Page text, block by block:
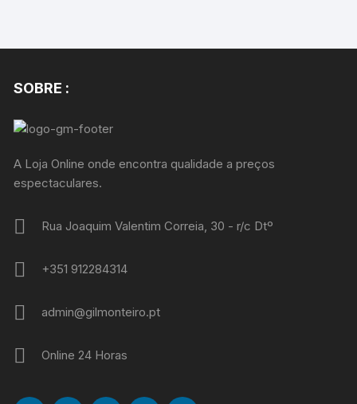
SOBRE :
A Loja Online onde encontra qualidade a preços
espectaculares.
Rua Joaquim Valentim Correia, 30 - r/c Dtº
+351 912284314
admin@gilmonteiro.pt
Online 24 Horas